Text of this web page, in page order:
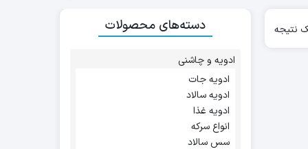
سرد
نتیجه دسته‌های محصولات
ادویه و چاشنی
ادویه جات
ادویه سالاد
ادویه غذا
انواع سرکه
سس سالاد